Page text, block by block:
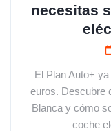
necesitas
El Plan Auto+
euros. Descubre
Blanca y cómo
coche